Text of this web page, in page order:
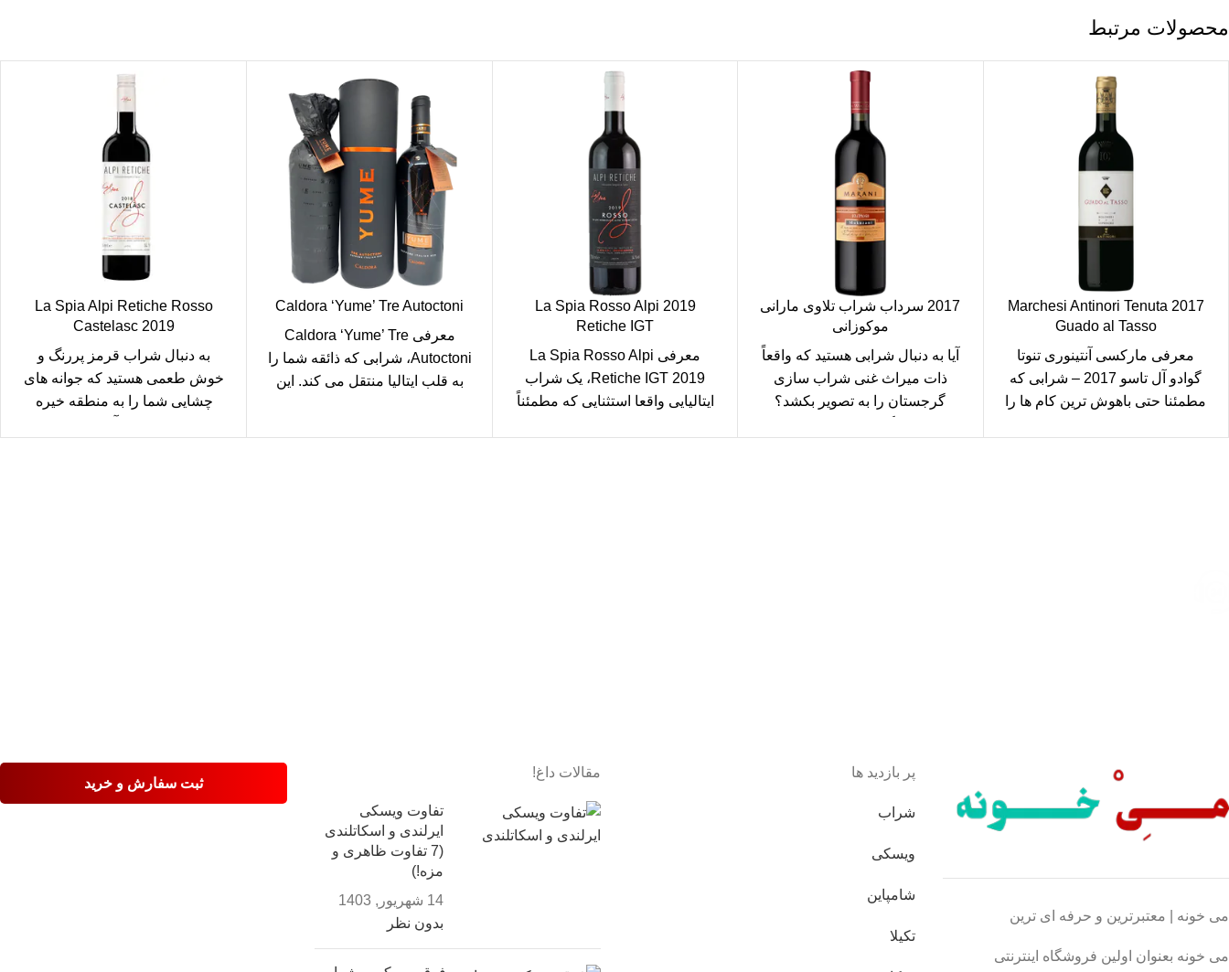
محصولات مرتبط
2017 Marchesi Antinori Tenuta
Guado al Tasso
معرفی مارکسی آنتینوری تنوتا
گوادو آل تاسو 2017 – شرابی که
مطمئنا حتی باهوش ترین کام ها را
2017 سرداب شراب تلاوی مارانی
موکوزانی
آیا به دنبال شرابی هستید که واقعاً
ذات میراث غنی شراب سازی
گرجستان را به تصویر بکشد؟
2019 La Spia Rosso Alpi
Retiche IGT
معرفی La Spia Rosso Alpi
Retiche IGT 2019، یک شراب
ایتالیایی واقعا استثنایی که مطمئناً
Caldora ‘Yume’ Tre Autoctoni
معرفی Caldora ‘Yume’ Tre
Autoctoni، شرابی که ذائقه شما را
به قلب ایتالیا منتقل می کند. این
La Spia Alpi Retiche Rosso
Castelasc 2019
به دنبال شراب قرمز پررنگ و
خوش طعمی هستید که جوانه های
چشایی شما را به منطقه خیره
می خونه | معتبرترین و حرفه ای ترین
می خونه بعنوان اولین فروشگاه اینترنتی
پر بازدید ها
شراب
ویسکی
شامپاین
تکیلا
مقالات داغ!
تفاوت ویسکی
ایرلندی و اسکاتلندی
(7 تفاوت ظاهری و
مزه!)
14 شهریور, 1403
بدون نظر
ثبت سفارش و خرید